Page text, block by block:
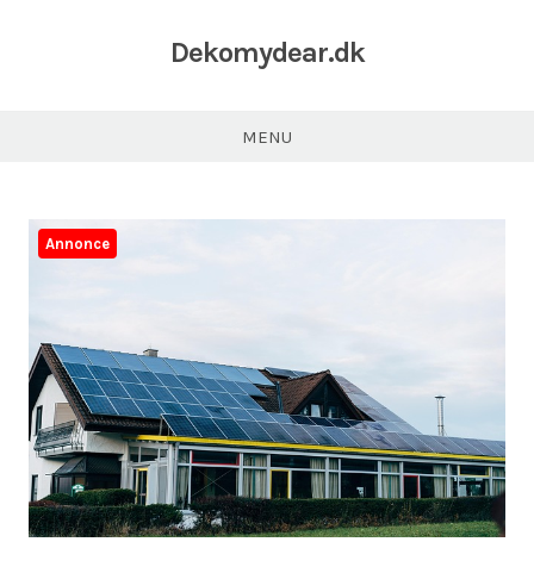
Dekomydear.dk
MENU
Annonce